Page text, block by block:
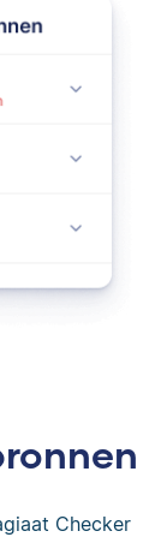
Checker